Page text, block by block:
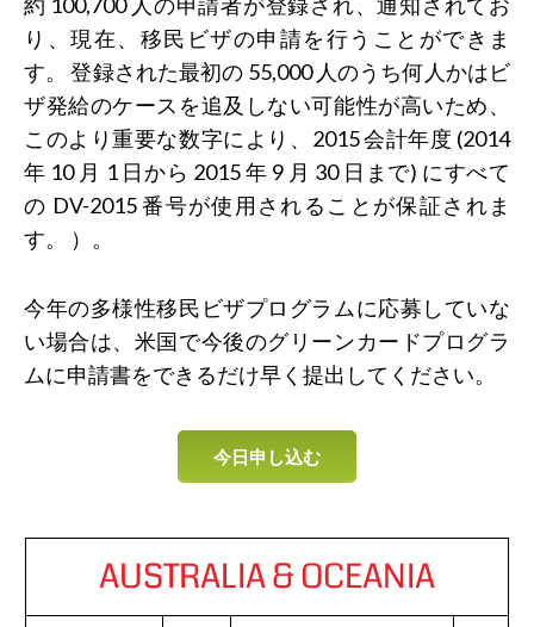
り、現在、移民ビザの申請を行うことができま
す。 登録された最初の 55,000 人のうち何人かはビ
ザ発給のケースを追及しない可能性が高いため、
このより重要な数字により、2015 会計年度 (2014
年 10 月 1 日から 2015 年 9 月 30 日まで) にすべて
の DV-2015 番号が使用されることが保証されま
す。 ）。
今年の多様性移民ビザプログラムに応募していな
い場合は、米国で今後のグリーンカードプログラ
ムに申請書をできるだけ早く提出してください。
今日申し込む
AUSTRALIA & OCEANIA